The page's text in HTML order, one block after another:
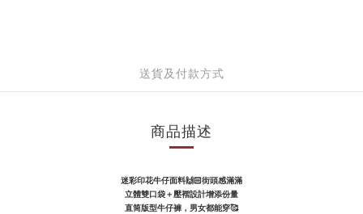
送貨及付款方式
商品描述
迷彩印花牛仔面料🙌🏻街頭感滿滿
立體雙口袋＋壓褶設計增添份量
直筒版型牛仔褲，男女都能穿🥰